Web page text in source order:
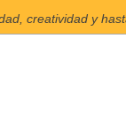
creatividad y